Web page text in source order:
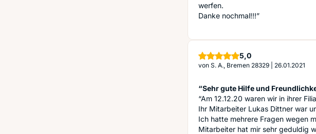
werfen.
Danke nochmal!!!”
5,0Sterne
von S. A., Bremen 28329 26.01.2021
“Sehr gute Hilfe und
“Am 12.12.20 waren wir in ihrer
Ihr Mitarbeiter Lukas Dittner war
Ich hatte mehrere Fragen wegen
Mitarbeiter hat mir sehr geduldig